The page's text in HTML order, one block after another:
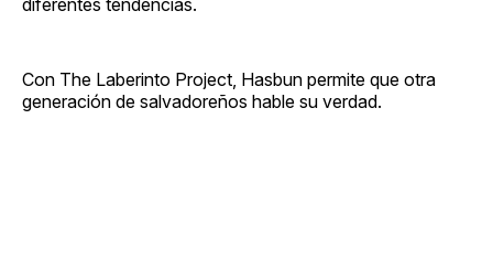
Con The Laberinto Project, Hasbun permite que otra
generación de salvadoreños hable su verdad.